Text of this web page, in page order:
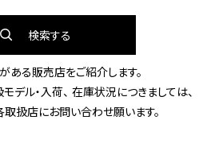
検索する
ある販売店をご紹介します。
デル・入荷、 在庫状況につきましては、
扱店にお問い合わせ願います。